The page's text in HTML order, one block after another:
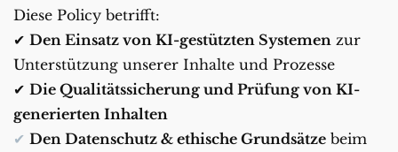
Diese Policy betrifft:
✔ Den Einsatz von KI-gestützten Systemen zur
Unterstützung unserer Inhalte und Prozesse
✔ Die Qualitätssicherung und Prüfung von KI-
generierten Inhalten
✔ Den Datenschutz & ethische Grundsätze beim